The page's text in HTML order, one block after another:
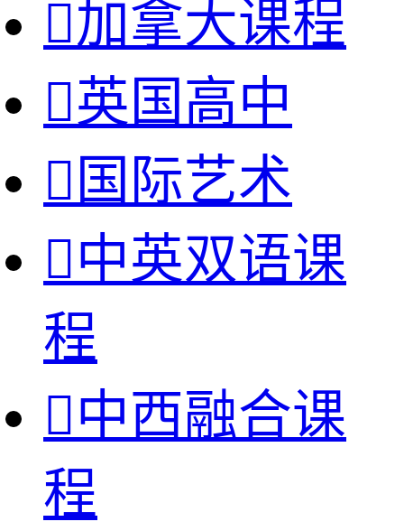
加拿大课程
英国高中
 国际艺术
中英双语课
程
中西融合课
程